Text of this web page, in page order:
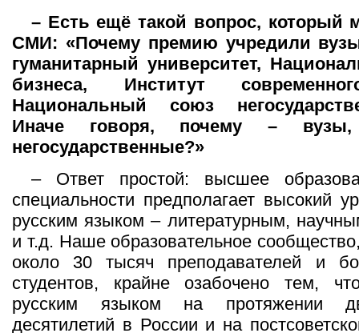
– Есть ещё такой вопрос, который
СМИ: «Почему премию учредили
гуманитарный университет,
бизнеса, Институт
Национальный союз
Иначе говоря, почему –
негосударственные?»
– Ответ простой: высшее
специальности предполагает высокий
русским языком – литературным,
и т.д. Наше образовательное
около 30 тысяч преподавателей и
студентов, крайне озабочено тем,
русским языком на протяжении
десятилетий в России и на